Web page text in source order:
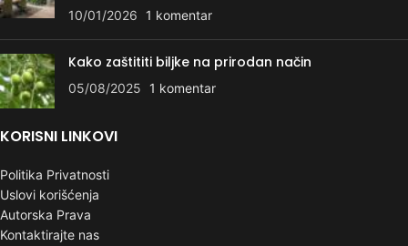
10/01/2026 1 komentar
Kako zaštititi biljke na prirodan način
05/08/2025 1 komentar
KORISNI LINKOVI
Politika Privatnosti
Uslovi korišćenja
Autorska Prava
Kontaktirajte nas